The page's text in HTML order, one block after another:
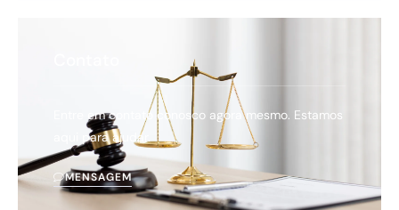
Entre em contato conosco agora mesmo. Estamos
aqui para ajudar.
MENSAGEM